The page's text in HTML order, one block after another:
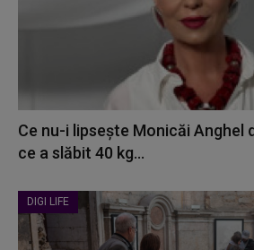
Ce nu-i lipsește Monicăi Anghel
ce a slăbit 40 kg...
DIGI LIFE